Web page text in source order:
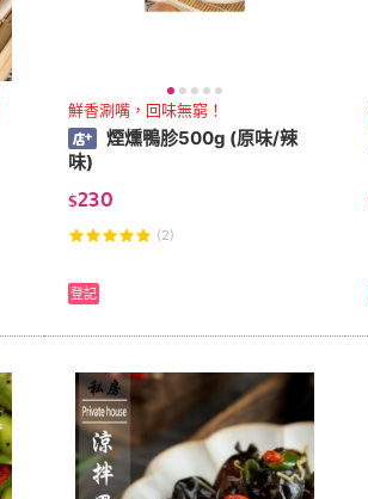
鮮香涮嘴，回味無窮！
煙燻鴨胗500g (原味/辣
味)
$230
(2)
登記